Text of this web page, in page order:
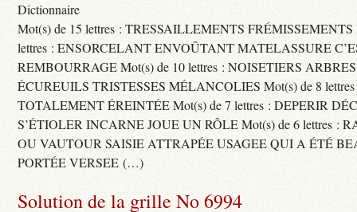
Dictionnaire
Mot(s) de 15 lettres : TRESSAILLEMENTS FRÉMISSEMENTS
lettres : ENSORCELANT ENVOÛTANT MATELASSURE
REMBOURRAGE Mot(s) de 10 lettres : NOISETIERS
ÉCUREUILS TRISTESSES MÉLANCOLIES Mot(s) de 8
TOTALEMENT ÉREINTÉE Mot(s) de 7 lettres : DEPERIR
S’ÉTIOLER INCARNE JOUE UN RÔLE Mot(s) de 6 lettres :
OU VAUTOUR SAISIE ATTRAPÉE USAGEE QUI A ÉTÉ
PORTÉE VERSEE (…)
Solution de la grille No 6994